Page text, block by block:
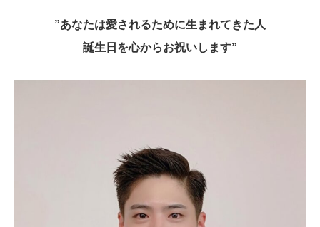
”あなたは愛されるために生まれてきた人
誕生日を心からお祝いします”